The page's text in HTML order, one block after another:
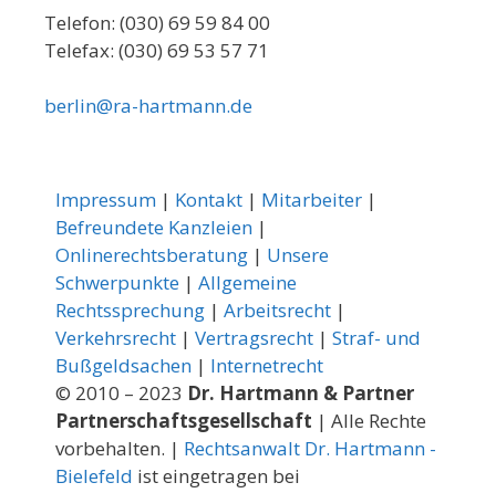
Telefon: (030) 69 59 84 00
Telefax: (030) 69 53 57 71
berlin@ra-hartmann.de
Impressum | Kontakt | Mitarbeiter |
Befreundete Kanzleien |
Onlinerechtsberatung | Unsere
Schwerpunkte | Allgemeine
Rechtssprechung | Arbeitsrecht |
Verkehrsrecht | Vertragsrecht | Straf- und
Bußgeldsachen | Internetrecht
© 2010 – 2023 Dr. Hartmann & Partner
Partnerschaftsgesellschaft | Alle Rechte
vorbehalten. | Rechtsanwalt Dr. Hartmann -
Bielefeld ist eingetragen bei